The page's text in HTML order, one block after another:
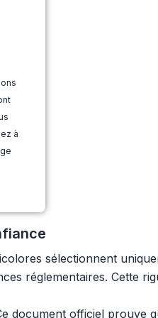
à
sélectionnent
réglementaires. Cette
document officiel prouve